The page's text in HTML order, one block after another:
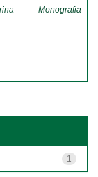
Monografia
1